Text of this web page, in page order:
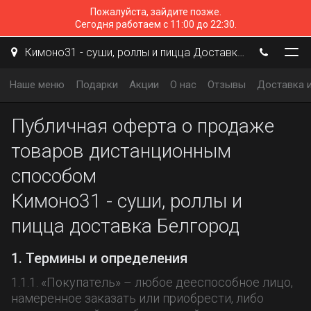
Пожалуйста, зайдите позже.
Сегодня работаем с 11:00 до 22:30.
Кимоно31 - суши, роллы и пицца Доставка Белгород
Наше меню Подарки Акции О нас Отзывы Доставка
Публичная оферта о продаже
товаров дистанционным
способом
Кимоно31 - суши, роллы и
пицца доставка Белгород
1. Термины и определения
1.1.1. «Покупатель» – любое дееспособное лицо,
намеренное заказать или приобрести, либо